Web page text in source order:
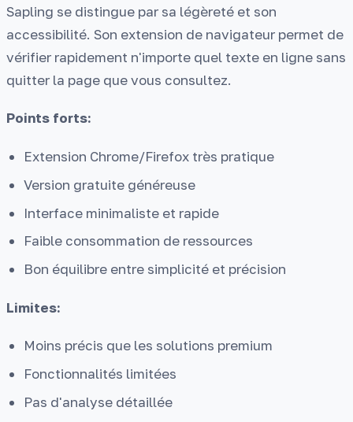
Sapling se distingue par sa légèreté et son
accessibilité. Son extension de navigateur permet de
vérifier rapidement n'importe quel texte en ligne sans
quitter la page que vous consultez.
Points forts:
Extension Chrome/Firefox très pratique
Version gratuite généreuse
Interface minimaliste et rapide
Faible consommation de ressources
Bon équilibre entre simplicité et précision
Limites:
Moins précis que les solutions premium
Fonctionnalités limitées
Pas d'analyse détaillée